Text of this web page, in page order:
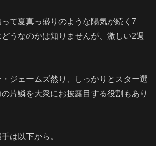
て夏真っ盛りのような陽気が続く7
うなのかは知りませんが、激しい2週
ジェームズ然り、しっかりとスター選
片鱗を大衆にお披露目する役割もあり
は以下から。